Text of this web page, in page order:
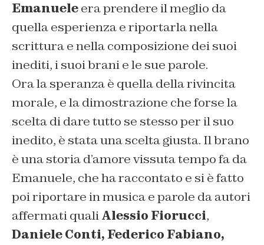
Emanueleera prendere il meglio da
quella esperienza e riportarla nella
scrittura e nella composizione dei suoi
inediti, i suoi brani e le sue parole.
Ora la speranza è quella della rivincita
morale, e la dimostrazione che forse la
scelta di dare tutto se stesso per il suo
inedito, è stata una scelta giusta. Il brano
è una storia d’amore vissuta tempo fa da
Emanuele, che ha raccontato e si è fatto
poi riportare in musica e parole da autori
affermati qualiAlessio Fiorucci,
Daniele Conti, Federico Fabiano,